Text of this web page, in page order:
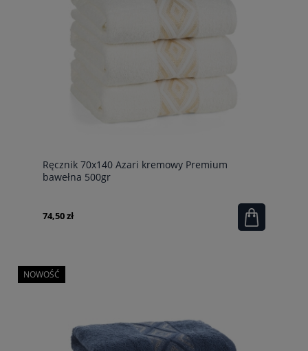
Ręcznik 70x140 Azari kremowy Premium
bawełna 500gr
74,50 zł
NOWOŚĆ